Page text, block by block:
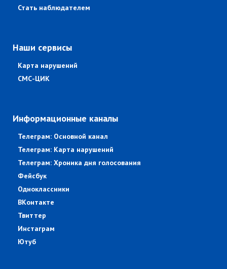
Стать наблюдателем
Наши сервисы
Карта нарушений
СМС-ЦИК
Информационные каналы
Телеграм: Основной канал
Телеграм: Карта нарушений
Телеграм: Хроника дня голосования
Фейсбук
Одноклассники
ВКонтакте
Твиттер
Инстаграм
Ютуб